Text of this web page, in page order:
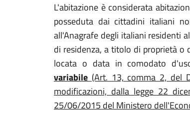
L'abitazione è considerata
posseduta dai cittadini italiani
all'Anagrafe degli italiani residenti
di residenza, a titolo di proprietà
locata o data in comodato
variabile (Art. 13, comma 2, del
modificazioni, dalla legge 22
25/06/2015 del Ministero